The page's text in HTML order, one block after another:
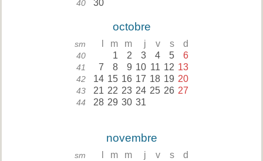
40 30
octobre
sm m m j v s d
40 1 2 3 4 5 6
41 7 8 9 10 11 12 13
42 14 15 16 17 18 19 20
43 21 22 23 24 25 26 27
44 28 29 30 31
novembre
sm m m j v s d